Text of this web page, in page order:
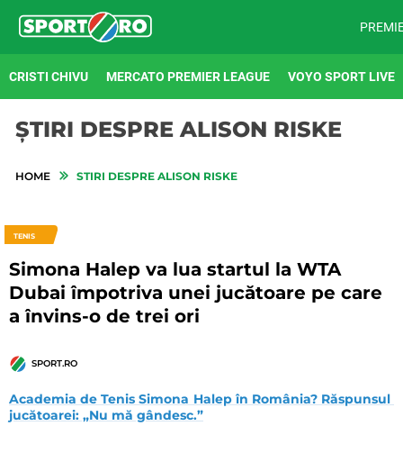
CRISTI CHIVU MERCATO PREMIER LEAGUE VOYO SPORT LIVE
ȘTIRI DESPRE ALISON RISKE
HOME STIRI DESPRE ALISON RISKE
TENIS
Simona Halep va lua startul la WTA
Dubai împotriva unei jucătoare pe care
a învins-o de trei ori
SPORT.RO
Academia de Tenis Simona Halep în România? Răspunsul
jucătoarei: „Nu mă gândesc.”